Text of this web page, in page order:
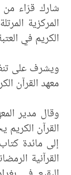
شارك قرّاء من
المركزية
الكريم في
ويشرف على
معهد القرآن
وقال مدير
القرآن
إلى مائدة
القرآنية